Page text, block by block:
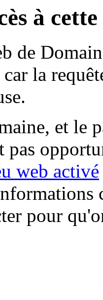
à
de
la
et le
pas
web activé
pour